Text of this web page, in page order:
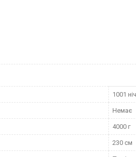
1001 ніч
Немає
4000 г
230 см